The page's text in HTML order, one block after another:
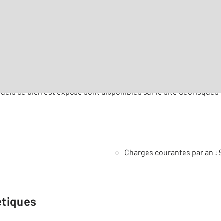
ce bien est exposé sont disponibles sur le site
Charges courantes par an :